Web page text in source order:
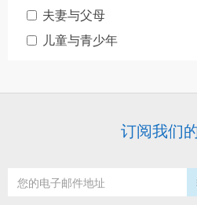
夫妻与父母
儿童与青少年
订阅我们